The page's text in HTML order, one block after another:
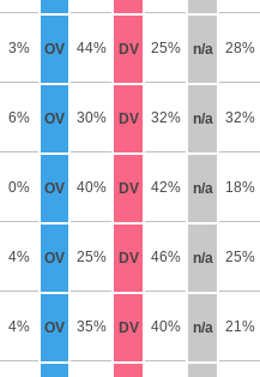
3% OV 44% DV 25% n/a 28%
6% OV 30% DV 32% n/a 32%
0% OV 40% DV 42% n/a 18%
4% OV 25% DV 46% n/a 25%
4% OV 35% DV 40% n/a 21%